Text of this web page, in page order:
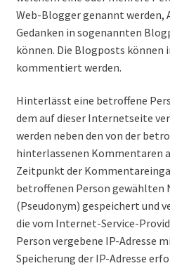
Web-Blogger genannt werden,
Gedanken in sogenannten
können. Die Blogposts können
kommentiert werden.
Hinterlässt eine betroffene
dem auf dieser Internetseite
werden neben den von der
hinterlassenen Kommentaren
Zeitpunkt der
betroffenen Person gewählten
(Pseudonym) gespeichert und
die vom Internet-Service-
Person vergebene IP-Adresse
Speicherung der IP-Adresse